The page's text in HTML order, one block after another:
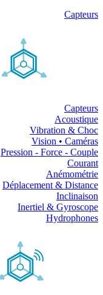
Capteurs
Capteurs
Acoustique
Vibration & Choc
Vision • Caméras
Pression - Force - Couple
Courant
Anémométrie
Déplacement & Distance
Inclinaison
Inertiel & Gyroscope
Hydrophones